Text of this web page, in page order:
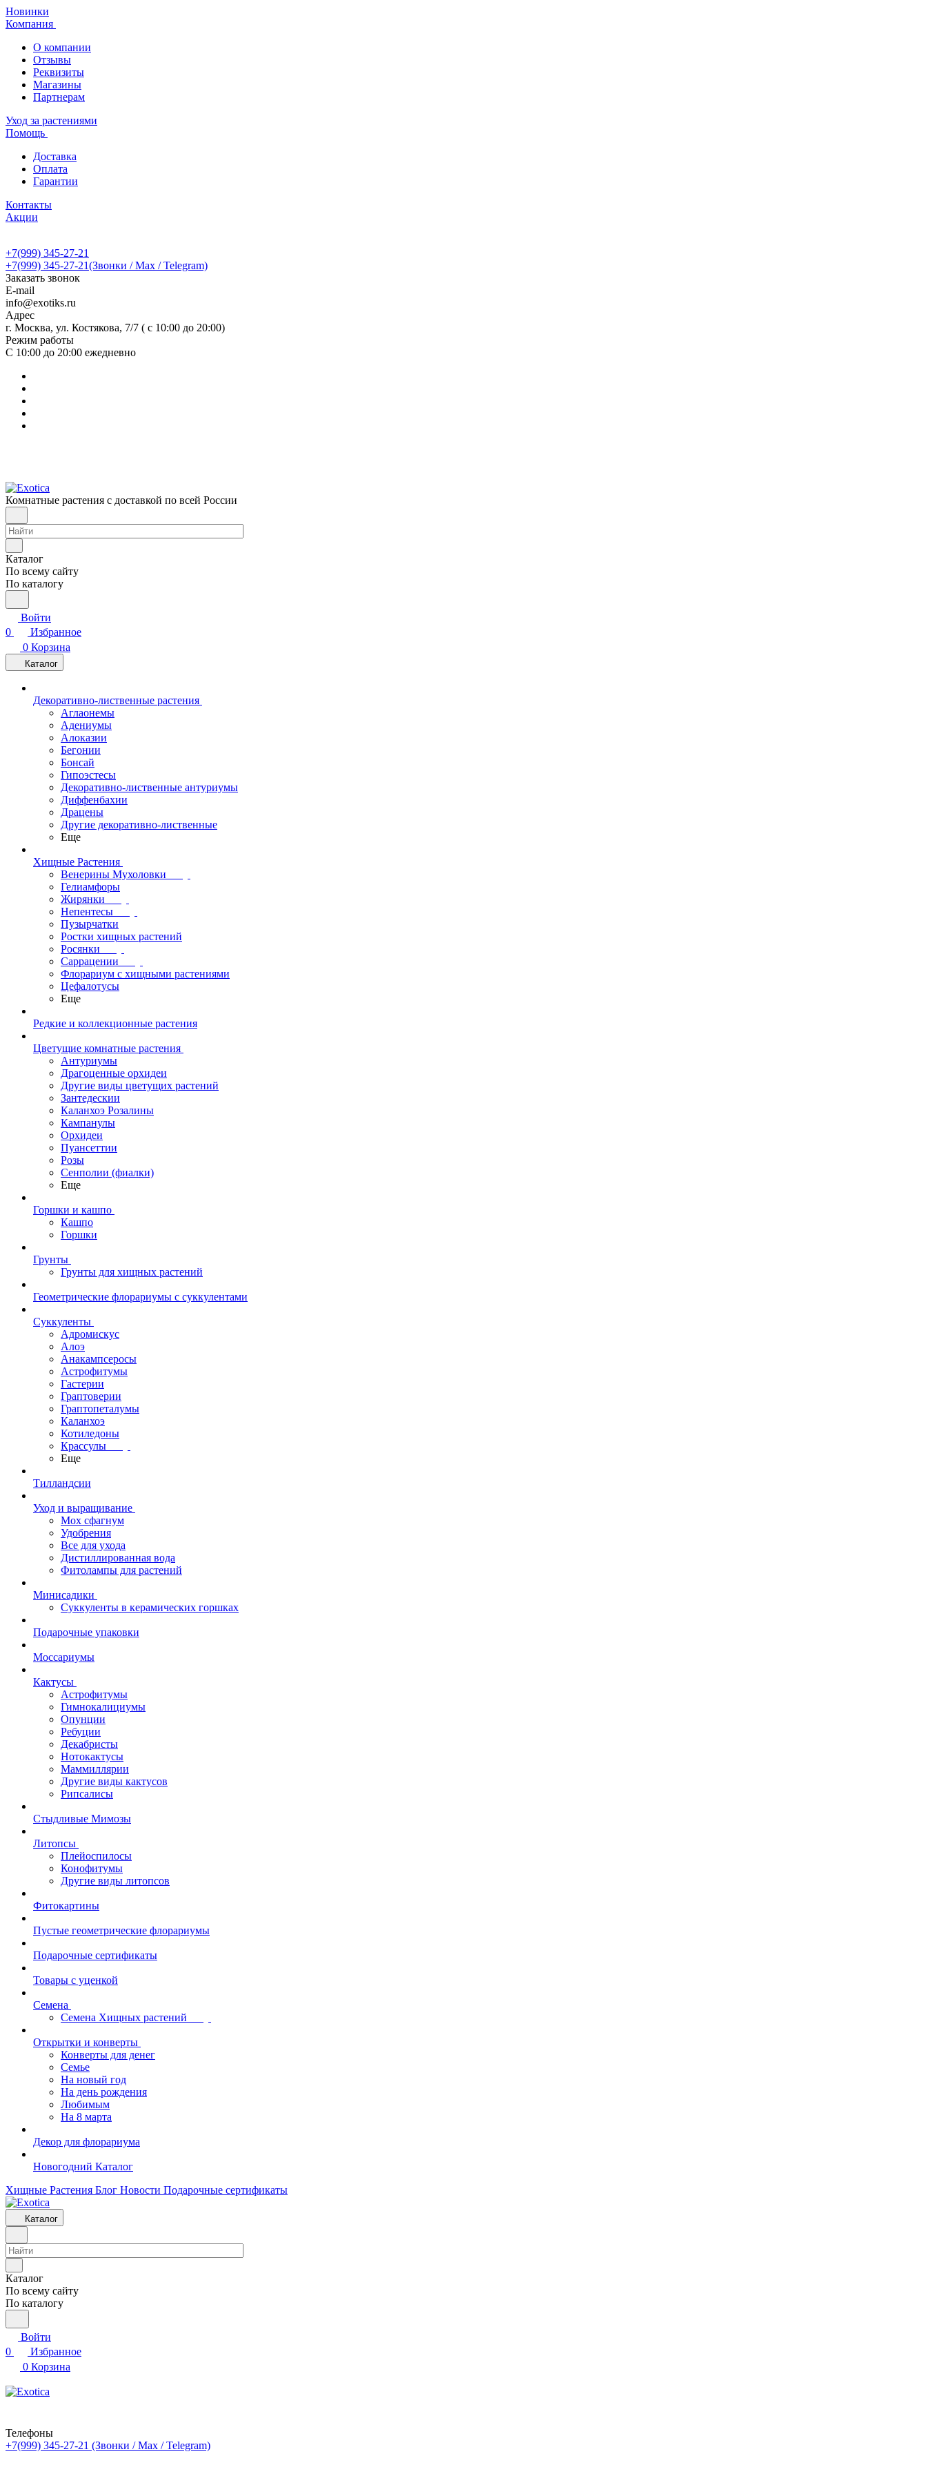
Новинки
Компания
О компании
Отзывы
Реквизиты
Магазины
Партнерам
Уход за растениями
Помощь
Доставка
Оплата
Гарантии
Контакты
Акции
+7(999) 345-27-21
+7(999) 345-27-21(Звонки / Max / Telegram)
Заказать звонок
E-mail
info@exotiks.ru
Адрес
г. Москва, ул. Костякова, 7/7 ( с 10:00 до 20:00)
Режим работы
С 10:00 до 20:00 ежедневно
Комнатные растения с доставкой по всей России
Каталог
По всему сайту
По каталогу
Войти
0
Избранное
0 Корзина
Каталог
Декоративно-лиственные растения
Аглаонемы
Адениумы
Алоказии
Бегонии
Бонсай
Гипоэстесы
Декоративно-лиственные антуриумы
Диффенбахии
Драцены
Другие декоративно-лиственные
Еще
Хищные Растения
Венерины Мухоловки
Гелиамфоры
Жирянки
Непентесы
Пузырчатки
Ростки хищных растений
Росянки
Саррацении
Флорариум с хищными растениями
Цефалотусы
Еще
Редкие и коллекционные растения
Цветущие комнатные растения
Антуриумы
Драгоценные орхидеи
Другие виды цветущих растений
Зантедескии
Каланхоэ Розалины
Кампанулы
Орхидеи
Пуансеттии
Розы
Сенполии (фиалки)
Еще
Горшки и кашпо
Кашпо
Горшки
Грунты
Грунты для хищных растений
Геометрические флорариумы с суккулентами
Суккуленты
Адромискус
Алоэ
Анакампсеросы
Астрофитумы
Гастерии
Граптоверии
Граптопеталумы
Каланхоэ
Котиледоны
Крассулы
Еще
Тилландсии
Уход и выращивание
Мох сфагнум
Удобрения
Все для ухода
Дистиллированная вода
Фитолампы для растений
Минисадики
Суккуленты в керамических горшках
Подарочные упаковки
Моссариумы
Кактусы
Астрофитумы
Гимнокалициумы
Опунции
Ребуции
Декабристы
Нотокактусы
Маммиллярии
Другие виды кактусов
Рипсалисы
Стыдливые Мимозы
Литопсы
Плейоспилосы
Конофитумы
Другие виды литопсов
Фитокартины
Пустые геометрические флорариумы
Подарочные сертификаты
Товары с уценкой
Семена
Семена Хищных растений
Открытки и конверты
Конверты для денег
Семье
На новый год
На день рождения
Любимым
На 8 марта
Декор для флорариума
Новогодний Каталог
Хищные Растения Блог Новости Подарочные сертификаты
Каталог
Каталог
По всему сайту
По каталогу
Войти
0
Избранное
0 Корзина
Телефоны
+7(999) 345-27-21 (Звонки / Max / Telegram)